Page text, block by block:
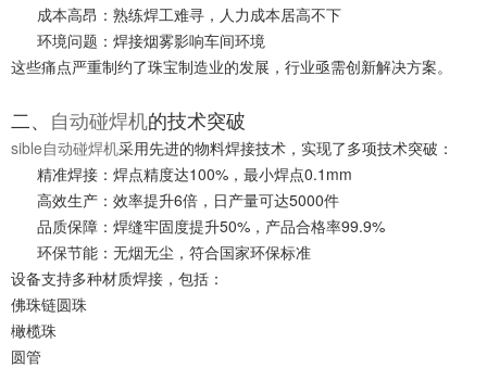
成本高昂：熟练焊工难寻，人力成本居高不下
环境问题：焊接烟雾影响车间环境
这些痛点严重制约了珠宝制造业的发展，行业亟需创新解决方案。
二、 自动碰焊机的技术突破
sible自动碰焊机采用先进的物料焊接技术，实现了多项技术突破：
精准焊接：焊点精度达100%，最小焊点0.1mm
高效生产：效率提升6倍，日产量可达5000件
品质保障：焊缝牢固度提升50%，产品合格率99.9%
环保节能：无烟无尘，符合国家环保标准
设备支持多种材质焊接，包括：
佛珠链圆珠
橄榄珠
圆管